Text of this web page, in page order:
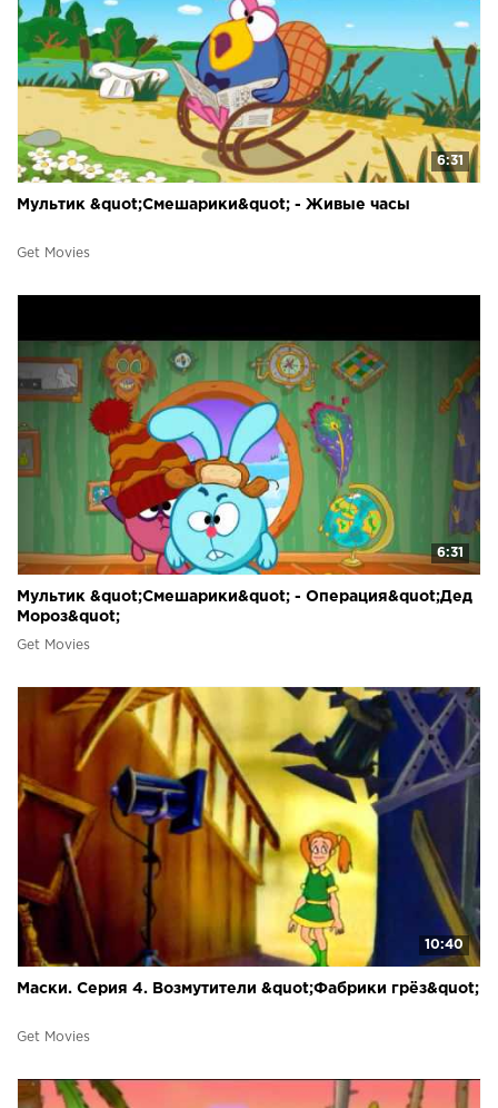
6:31
Мультик &quot;Смешарики&quot; - Живые часы
Get Movies
6:31
Мультик &quot;Смешарики&quot; - Операция&quot;Дед
Мороз&quot;
Get Movies
10:40
Маски. Серия 4. Возмутители &quot;Фабрики грёз&quot;
Get Movies